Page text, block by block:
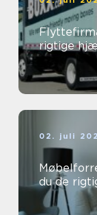
Flyttefirma århus
rigtige
02. juli
du de